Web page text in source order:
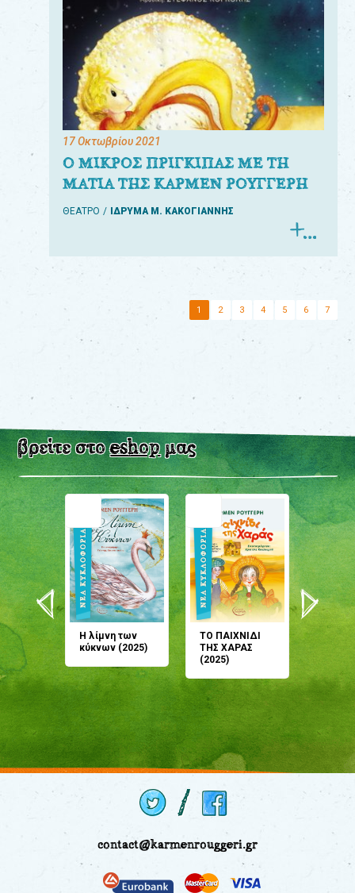
17 Οκτωβρίου 2021
Ο ΜΙΚΡΟΣ ΠΡΙΓΚΙΠΑΣ ΜΕ ΤΗ
ΜΑΤΙΑ ΤΗΣ ΚΑΡΜΕΝ ΡΟΥΓΓΕΡΗ
ΘΕΑΤΡΟ ΙΔΡΥΜΑ Μ. ΚΑΚΟΓΙΑΝΝΗΣ
1 2 3 4 5 6 7
βρείτε στοeshopμας
Η λίμνη των
κύκνων (2025)
ΤΟ ΠΑΙΧΝΙΔΙ
ΤΗΣ ΧΑΡΑΣ
(2025)
μου;
(2024)
contact@karmenrouggeri.gr